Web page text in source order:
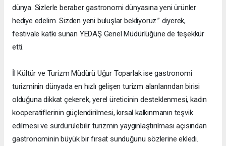
dünya. Sizlerle beraber gastronomi dünyasına yeni ürünler
hediye edelim. Sizden yeni buluşlar bekliyoruz.” diyerek,
festivale katkı sunan YEDAŞ Genel Müdürlüğüne de teşekkür
etti.
İl Kültür ve Turizm Müdürü Uğur Toparlak ise gastronomi
turizminin dünyada en hızlı gelişen turizm alanlarından birisi
olduğuna dikkat çekerek, yerel üreticinin desteklenmesi, kadın
kooperatiflerinin güçlendirilmesi, kırsal kalkınmanın teşvik
edilmesi ve sürdürülebilir turizmin yaygınlaştırılması açısından
gastronominin büyük bir fırsat sunduğunu sözlerine ekledi.